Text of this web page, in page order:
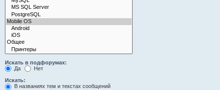
Искать в подфорумах:
Да
Нет
Искать:
В названиях тем и текстах сообщений